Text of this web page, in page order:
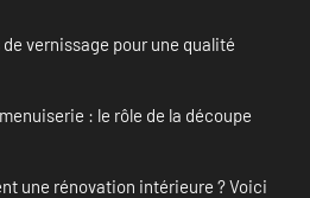
vernissage pour une qualité
: le rôle de la découpe
une rénovation intérieure ? Voici